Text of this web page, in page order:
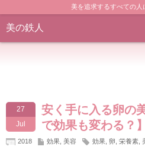
美を追求するすべての人
美の鉄人
27
Jul
安く手に入る卵の
で効果も変わる？】
2018 効果 美容 効果 卵 栄養素